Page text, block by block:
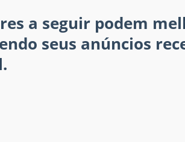
a seguir podem
seus anúncios